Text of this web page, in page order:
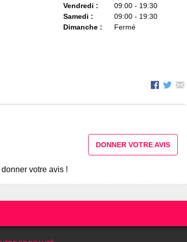
Vendredi :
09:00 - 19:30
Samedi :
09:00 - 19:30
Dimanche :
Fermé
DONNER VOTRE AVIS
votre avis !